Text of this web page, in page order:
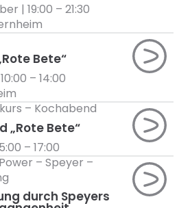
| 19:00 – 21:30
Bete“
– 14:00
„Rote Bete“
– Kochabend
– 17:00
durch Speyers
–Speyer–